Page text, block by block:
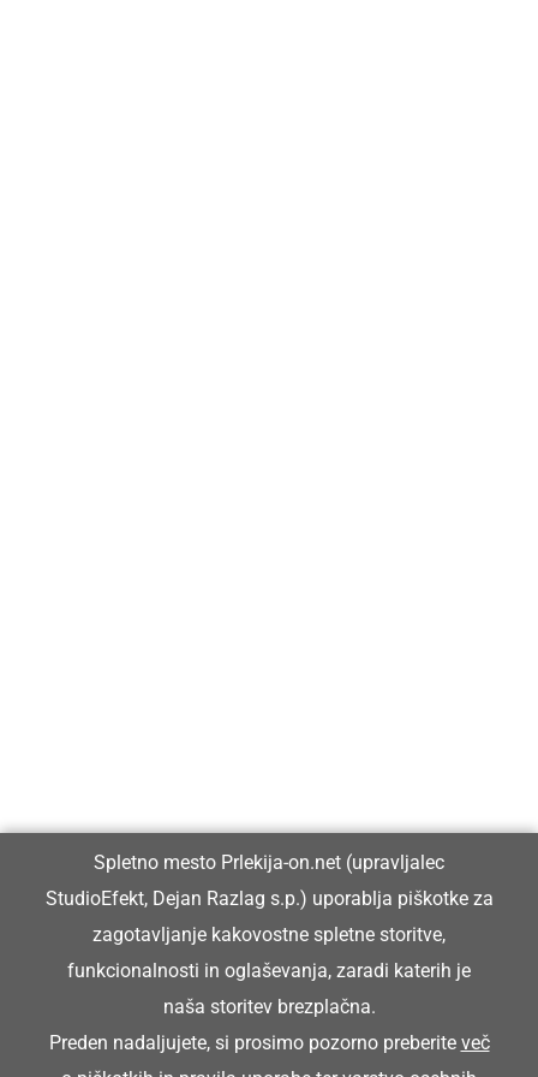
Glavni in odgovorni urednik:
Dejan Razlag
info@prlekija-on.net
Spletno mesto Prlekija-on.net (upravljalec
StudioEfekt, Dejan Razlag s.p.) uporablja piškotke za
zagotavljanje kakovostne spletne storitve,
funkcionalnosti in oglaševanja, zaradi katerih je
naša storitev brezplačna.
Preden nadaljujete, si prosimo pozorno preberite več